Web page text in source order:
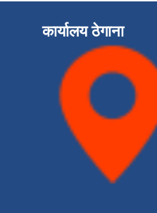
कार्यालय ठेगाना